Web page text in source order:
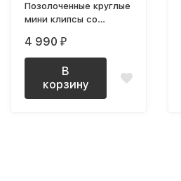
Позолоченные круглые
мини клипсы со
эмалью
4 990 ₽
В
корзину